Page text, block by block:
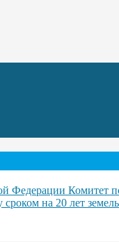
Федерации
на 20 лет